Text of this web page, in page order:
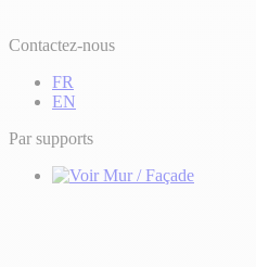
Contactez-nous
FR
EN
Par supports